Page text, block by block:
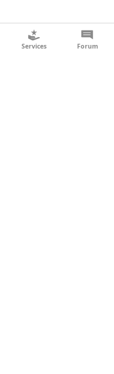
Services Forum